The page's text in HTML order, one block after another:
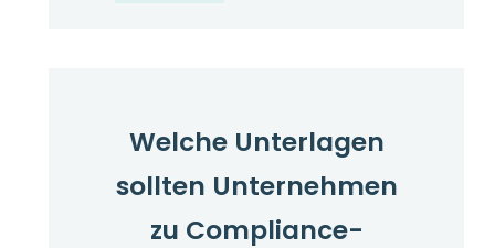
bis
Oktober
2026
zu
Welche Unterlagen
sollten Unternehmen
zu Compliance-